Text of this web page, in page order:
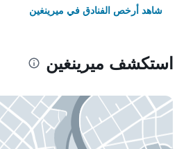
شاهد أرخص الفنادق في ميرينغين
استكشف ميرينغين